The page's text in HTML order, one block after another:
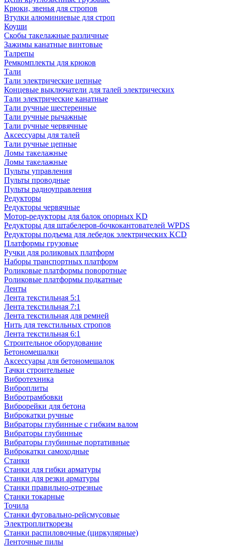
Крюки, звенья для стропов
Втулки алюминиевые для строп
Коуши
Скобы такелажные различные
Зажимы канатные винтовые
Талрепы
Ремкомплекты для крюков
Тали
Тали электрические цепные
Концевые выключатели для талей электрических
Тали электрические канатные
Тали ручные шестеренные
Тали ручные рычажные
Тали ручные червячные
Аксессуары для талей
Тали ручные цепные
Ломы такелажные
Ломы такелажные
Пульты управления
Пульты проводные
Пульты радиоуправления
Редукторы
Редукторы червячные
Мотор-редукторы для балок опорных KD
Редукторы для штабелеров-бочкокантователей WPDS
Редукторы подъема для лебедок электрических KCD
Платформы грузовые
Ручки для роликовых платформ
Наборы транспортных платформ
Роликовые платформы поворотные
Роликовые платформы подкатные
Ленты
Лента текстильная 5:1
Лента текстильная 7:1
Лента текстильная для ремней
Нить для текстильных стропов
Лента текстильная 6:1
Строительное оборудование
Бетономешалки
Аксессуары для бетономешалок
Тачки строительные
Вибротехника
Виброплиты
Вибротрамбовки
Виброрейки для бетона
Виброкатки ручные
Вибраторы глубинные с гибким валом
Вибраторы глубинные
Вибраторы глубинные портативные
Виброкатки самоходные
Станки
Станки для гибки арматуры
Станки для резки арматуры
Станки правильно-отрезные
Станки токарные
Точила
Станки фуговально-рейсмусовые
Электроплиткорезы
Станки распиловочные (циркулярные)
Ленточные пилы